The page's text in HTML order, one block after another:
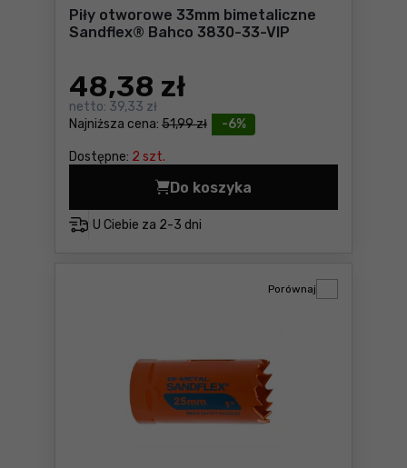
Piły otworowe 33mm bimetaliczne
Sandflex® Bahco 3830-33-VIP
-6%
Najniższa cena: 51,99 zł
48,38 zł
netto: 39,33 zł
Dostępne: 2 szt.
U Ciebie za 2-3 dni
Do koszyka
Piły otworowe 33mm
Porównaj